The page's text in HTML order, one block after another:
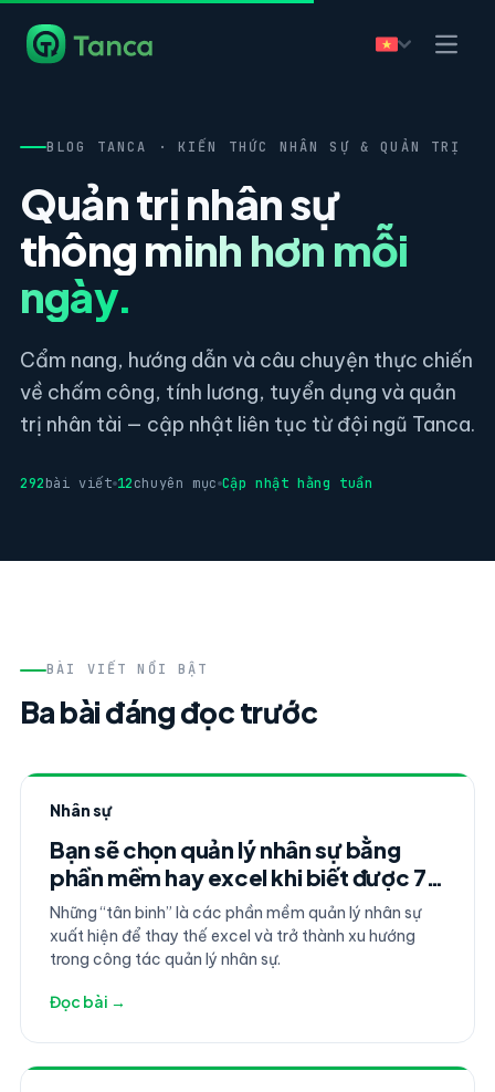
BLOG TANCA · KIẾN THỨC NHÂN SỰ & QUẢN TRỊ
Quản trị nhân sự
thông minh hơn mỗi
ngày.
Cẩm nang, hướng dẫn và câu chuyện thực chiến
về chấm công, tính lương, tuyển dụng và quản
trị nhân tài — cập nhật liên tục từ đội ngũ Tanca.
292bài viết 12chuyên mục Cập nhật hằng tuần
BÀI VIẾT NỔI BẬT
Ba bài đáng đọc trước
Nhân sự
Bạn sẽ chọn quản lý nhân sự bằng
phần mềm hay excel khi biết được 7
sự thật này
Những “tân binh” là các phần mềm quản lý nhân sự
xuất hiện để thay thế excel và trở thành xu hướng
trong công tác quản lý nhân sự.
Đọc bài →